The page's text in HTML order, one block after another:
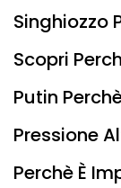
Singhiozzo
Scopri
Putin
Pressione
Perchè È